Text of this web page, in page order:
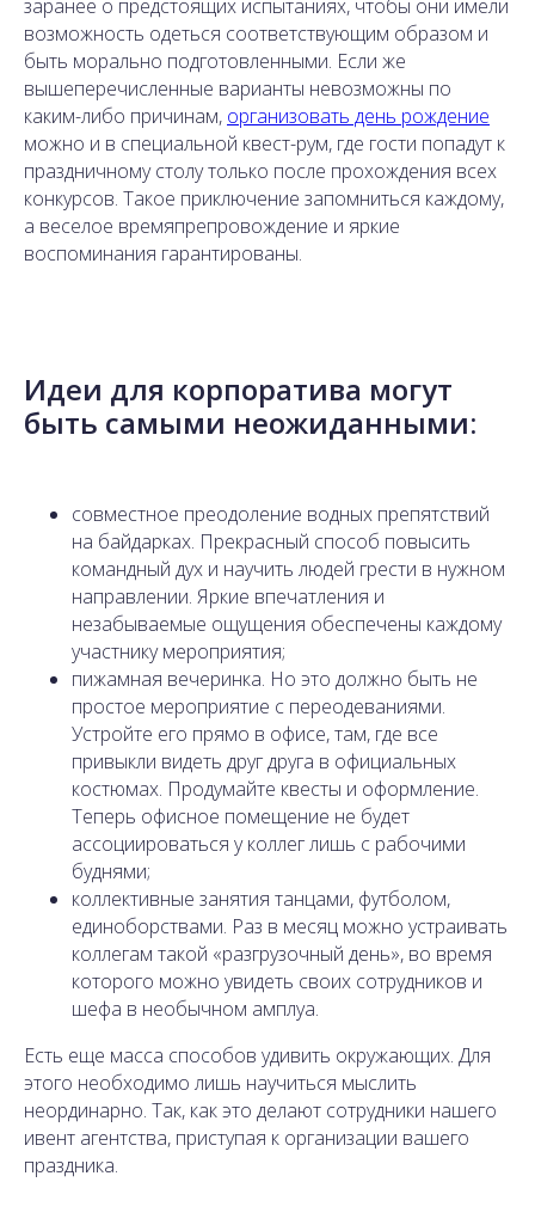
заранее о предстоящих испытаниях, чтобы они имели
возможность одеться соответствующим образом и
быть морально подготовленными. Если же
вышеперечисленные варианты невозможны по
каким-либо причинам, организовать день рождение
можно и в специальной квест-рум, где гости попадут к
праздничному столу только после прохождения всех
конкурсов. Такое приключение запомниться каждому,
а веселое времяпрепровождение и яркие
воспоминания гарантированы.
Идеи для корпоратива могут
быть самыми неожиданными:
совместное преодоление водных препятствий
на байдарках. Прекрасный способ повысить
командный дух и научить людей грести в нужном
направлении. Яркие впечатления и
незабываемые ощущения обеспечены каждому
участнику мероприятия;
пижамная вечеринка. Но это должно быть не
простое мероприятие с переодеваниями.
Устройте его прямо в офисе, там, где все
привыкли видеть друг друга в официальных
костюмах. Продумайте квесты и оформление.
Теперь офисное помещение не будет
ассоциироваться у коллег лишь с рабочими
буднями;
коллективные занятия танцами, футболом,
единоборствами. Раз в месяц можно устраивать
коллегам такой «разгрузочный день», во время
которого можно увидеть своих сотрудников и
шефа в необычном амплуа.
Есть еще масса способов удивить окружающих. Для
этого необходимо лишь научиться мыслить
неординарно. Так, как это делают сотрудники нашего
ивент агентства, приступая к организации вашего
праздника.